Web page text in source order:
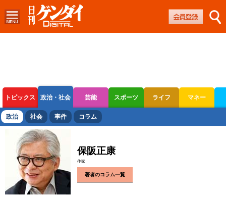
トピックス 政治・社会 芸能 スポーツ ライフ マネー
ボートレース 競輪 オートレース
政治 社会 事件 コラム
保阪正康
作家
著者のコラム一覧